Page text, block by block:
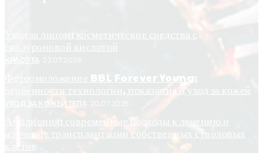
Уход за лицом: косметические средства с
гиалуроновой кислотой
КРАСОТА
Фотоомоложение BBL Forever Young:
особенности технологии, показания и уход за кожей
УХОД ЗА КОЖЕЙ ТЕЛА
Амблиопия: современные подходы к лечению и
изучение трансплантации собственных стволовых
клеток